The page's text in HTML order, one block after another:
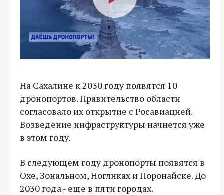
На Сахалине к 2030 году появятся 10
дронопортов. Правительство области
согласовало их открытие с Росавиацией.
Возведение инфраструктуры начнется уже
в этом году.
В следующем году дронопорты появятся в
Охе, Зональном, Ногликах и Поронайске. До
2030 года - еще в пяти городах.